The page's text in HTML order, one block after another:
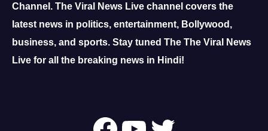
Channel. The Viral News Live channel covers the
latest news in politics, entertainment, Bollywood,
business, and sports. Stay tuned The The Viral News
Live for all the breaking news in Hindi!